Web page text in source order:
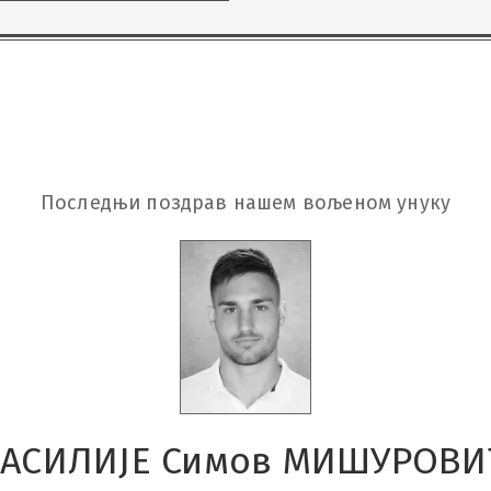
Последњи поздрав нашем вољеном унуку
Симов